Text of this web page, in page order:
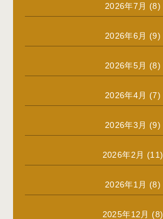
2026年7月 (8)
2026年6月 (9)
2026年5月 (8)
2026年4月 (7)
2026年3月 (9)
2026年2月 (11)
2026年1月 (8)
2025年12月 (8)